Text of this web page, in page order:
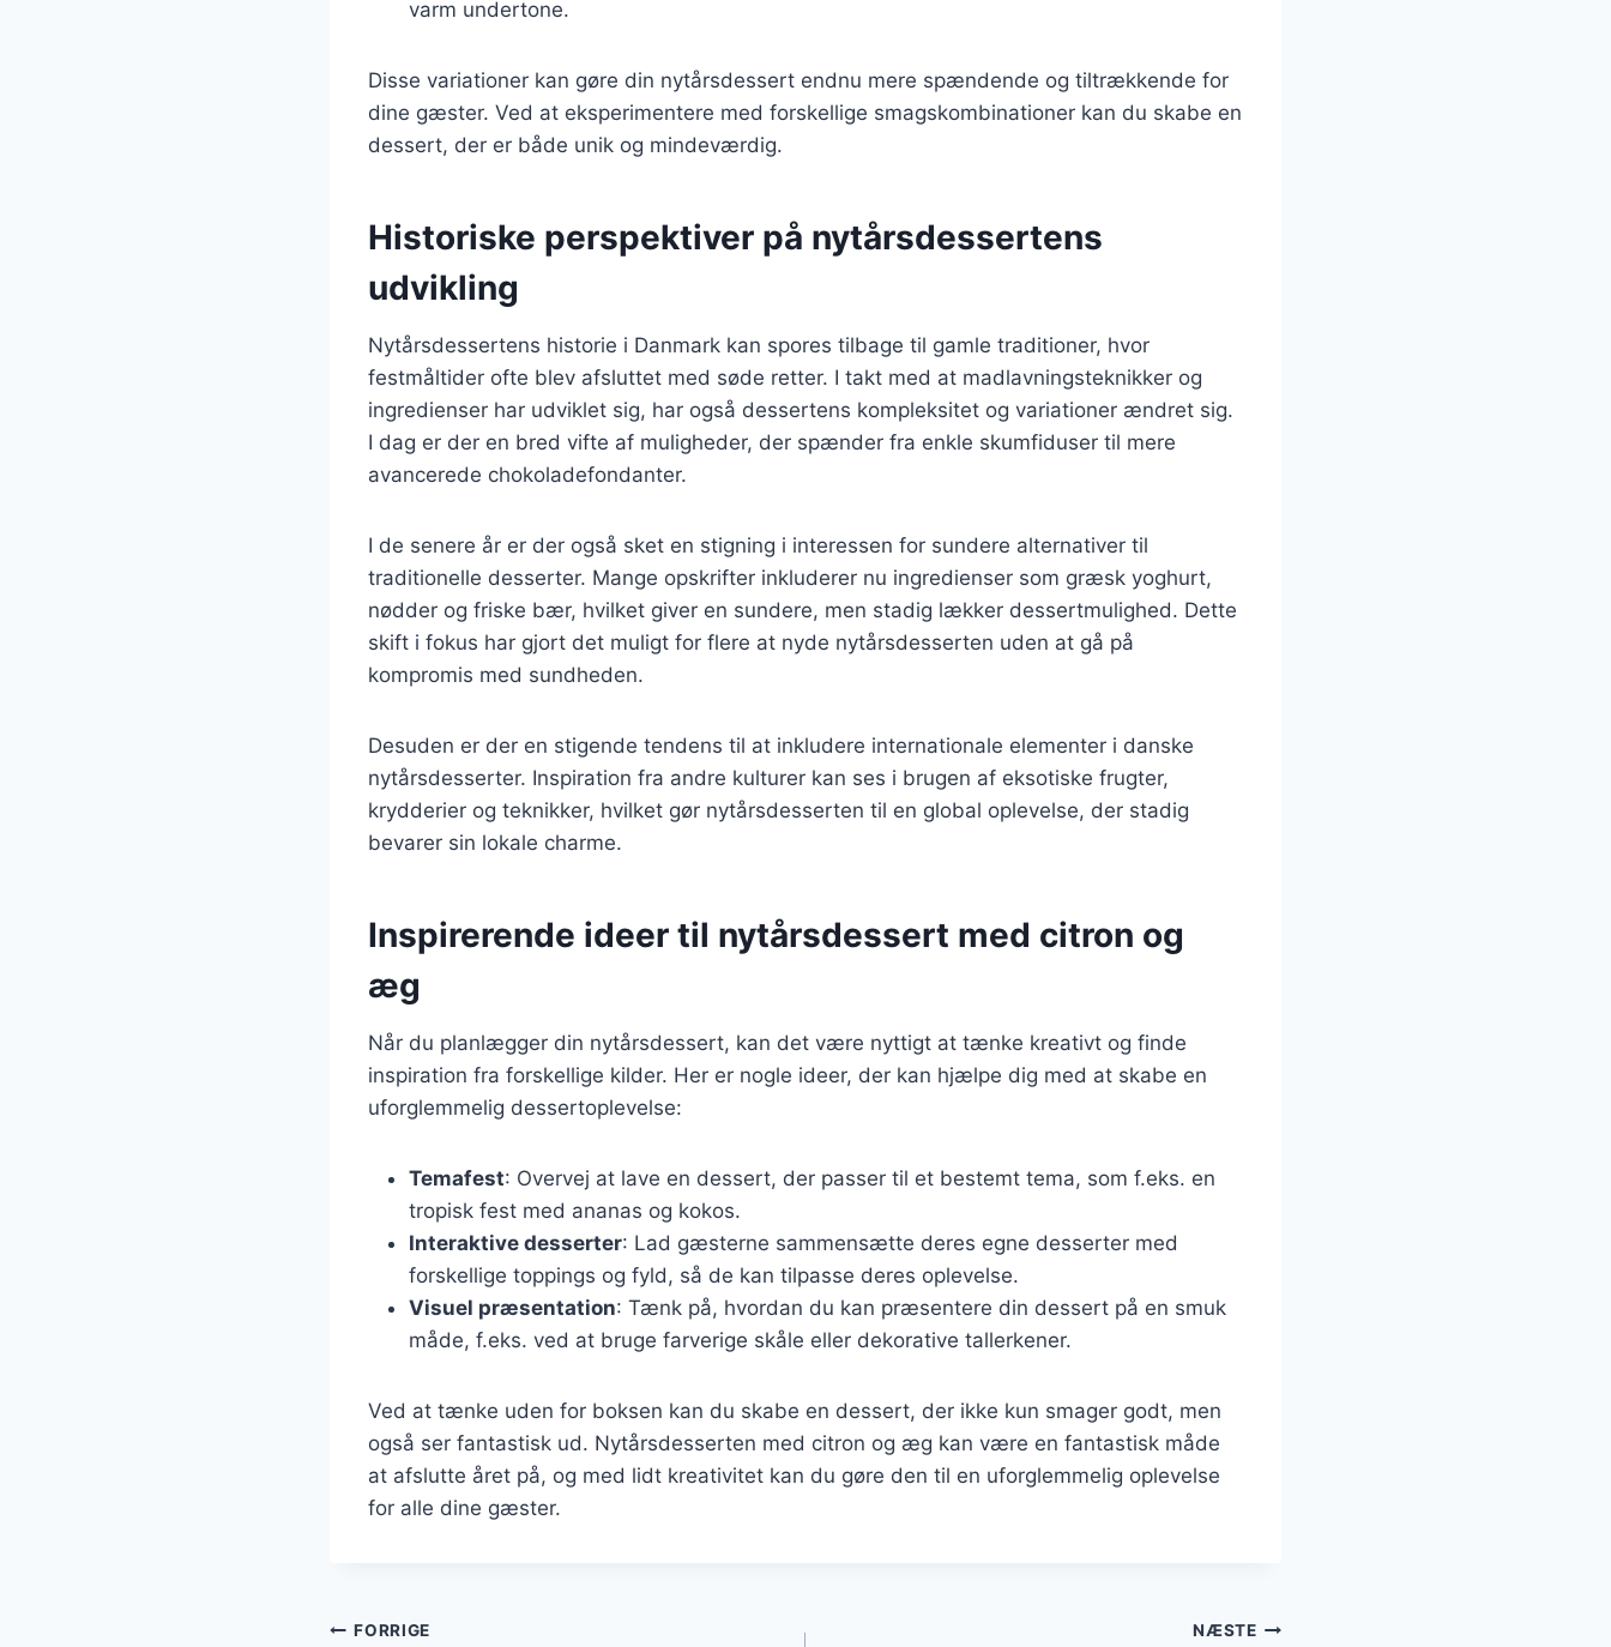
varm undertone.
Disse variationer kan gøre din nytårsdessert endnu mere spændende og tiltrækkende for
dine gæster. Ved at eksperimentere med forskellige smagskombinationer kan du skabe en
dessert, der er både unik og mindeværdig.
Historiske perspektiver på nytårsdessertens
udvikling
Nytårsdessertens historie i Danmark kan spores tilbage til gamle traditioner, hvor
festmåltider ofte blev afsluttet med søde retter. I takt med at madlavningsteknikker og
ingredienser har udviklet sig, har også dessertens kompleksitet og variationer ændret sig.
I dag er der en bred vifte af muligheder, der spænder fra enkle skumfiduser til mere
avancerede chokoladefondanter.
I de senere år er der også sket en stigning i interessen for sundere alternativer til
traditionelle desserter. Mange opskrifter inkluderer nu ingredienser som græsk yoghurt,
nødder og friske bær, hvilket giver en sundere, men stadig lækker dessertmulighed. Dette
skift i fokus har gjort det muligt for flere at nyde nytårsdesserten uden at gå på
kompromis med sundheden.
Desuden er der en stigende tendens til at inkludere internationale elementer i danske
nytårsdesserter. Inspiration fra andre kulturer kan ses i brugen af eksotiske frugter,
krydderier og teknikker, hvilket gør nytårsdesserten til en global oplevelse, der stadig
bevarer sin lokale charme.
Inspirerende ideer til nytårsdessert med citron og
æg
Når du planlægger din nytårsdessert, kan det være nyttigt at tænke kreativt og finde
inspiration fra forskellige kilder. Her er nogle ideer, der kan hjælpe dig med at skabe en
uforglemmelig dessertoplevelse:
Temafest: Overvej at lave en dessert, der passer til et bestemt tema, som f.eks. en
tropisk fest med ananas og kokos.
Interaktive desserter: Lad gæsterne sammensætte deres egne desserter med
forskellige toppings og fyld, så de kan tilpasse deres oplevelse.
Visuel præsentation: Tænk på, hvordan du kan præsentere din dessert på en smuk
måde, f.eks. ved at bruge farverige skåle eller dekorative tallerkener.
Ved at tænke uden for boksen kan du skabe en dessert, der ikke kun smager godt, men
også ser fantastisk ud. Nytårsdesserten med citron og æg kan være en fantastisk måde
at afslutte året på, og med lidt kreativitet kan du gøre den til en uforglemmelig oplevelse
for alle dine gæster.
Indlægsnavigation
FORRIGE NÆSTE